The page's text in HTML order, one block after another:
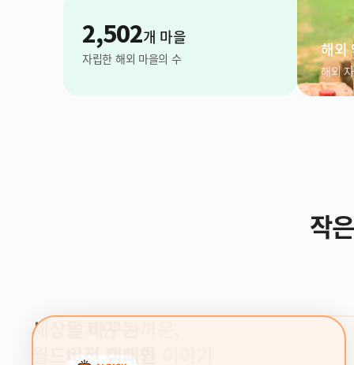
2,502개 마을
자립한 해외 마을의 수 해외
해외
작
월드비전 캠페인
우리 아이들 이야기
세상을 바꾸는
월드비전 캠페인